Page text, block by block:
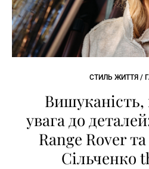
СТИЛЬ ЖИТТЯ /
увага до
Range Rover
Сільченко